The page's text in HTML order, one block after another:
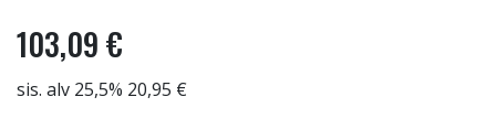
103,09 €
sis. alv 25,5% 20,95 €